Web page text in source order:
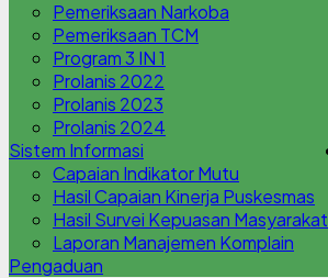
Pemeriksaan Narkoba
Pemeriksaan TCM
Program 3 IN 1
Prolanis 2022
Prolanis 2023
Prolanis 2024
Sistem Informasi
Capaian Indikator Mutu
Hasil Capaian Kinerja Puskesmas
Hasil Survei Kepuasan Masyarakat
Laporan Manajemen Komplain
Pengaduan